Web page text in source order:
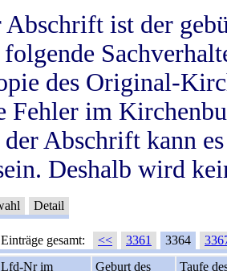
Abschrift ist der
des Original-
Fehler im
Abschrift kann
Deshalb wird
Detail
gesamt: << 3361 3364
Lfd-Nr im
Geburt des
Taufe